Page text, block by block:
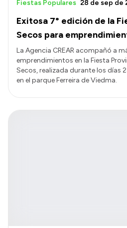
Exitosa 7° edición de la
Secos para
Fiestas Populares 28 de sep de
La Agencia CREAR acompañó a
emprendimientos en la Fiesta
Secos, realizada durante los días
en el parque Ferreira de Viedma.